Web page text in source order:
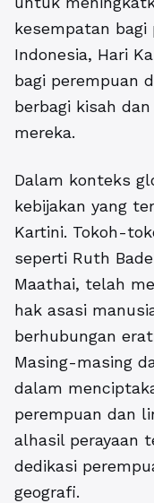
kesempatan bagi
Indonesia, Hari
bagi perempuan
berbagi kisah
mereka.
Dalam konteks
kebijakan yang
Kartini. Tokoh-
seperti Ruth
Maathai, telah
hak asasi
berhubungan
Masing-masing
dalam
perempuan dan
alhasil perayaan
dedikasi
geografi.